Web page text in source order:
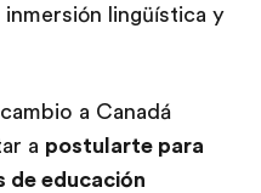
lingüística y
a Canadá
a postularte para
de educación